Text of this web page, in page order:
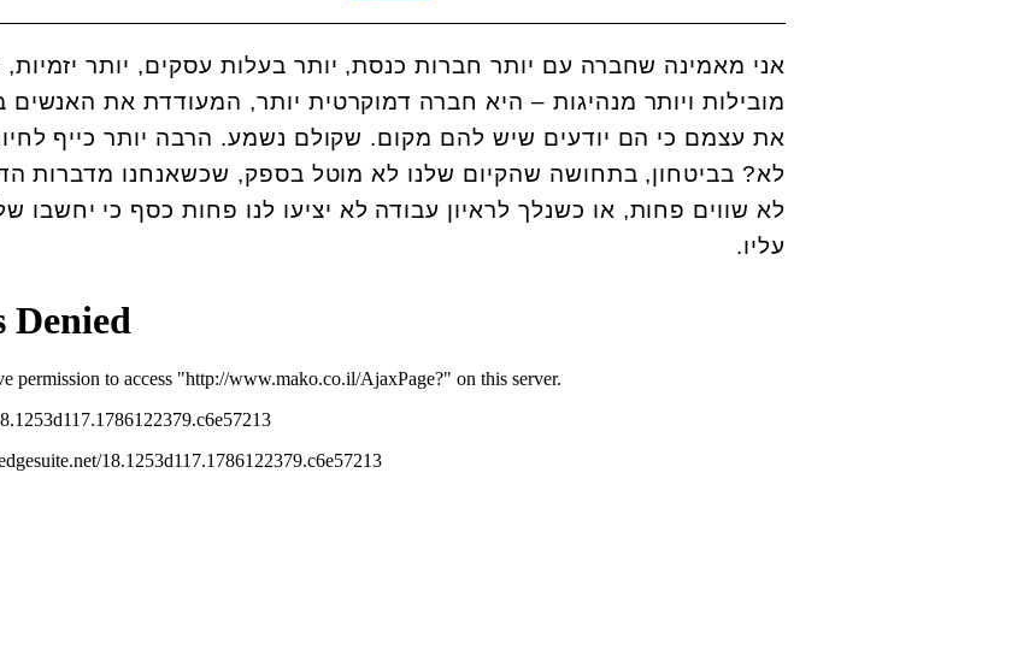
אני מאמינה שחברה עם יותר חברות כנסת, יותר בעלות עסקים, יותר יזמיות,
מובילות ויותר מנהיגות – היא חברה דמוקרטית יותר, המעודדת את
את עצמם כי הם יודעים שיש להם מקום. שקולם נשמע. הרבה יותר כייף
לא? בביטחון, בתחושה שהקיום שלנו לא מוטל בספק, שכשאנחנו מדברות
לא שווים פחות, או כשנלך לראיון עבודה לא יציעו לנו פחות כסף כי יחשבו
עליו.